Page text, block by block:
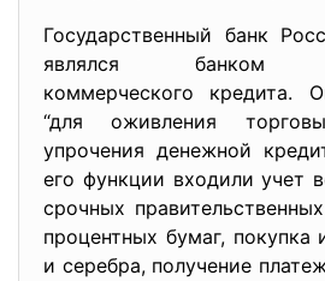
Государственный банк
являлся банком
коммерческого кредита.
“для оживления
упрочения денежной
его функции входили учет
срочных
процентных бумаг, покупка
и серебра, получение